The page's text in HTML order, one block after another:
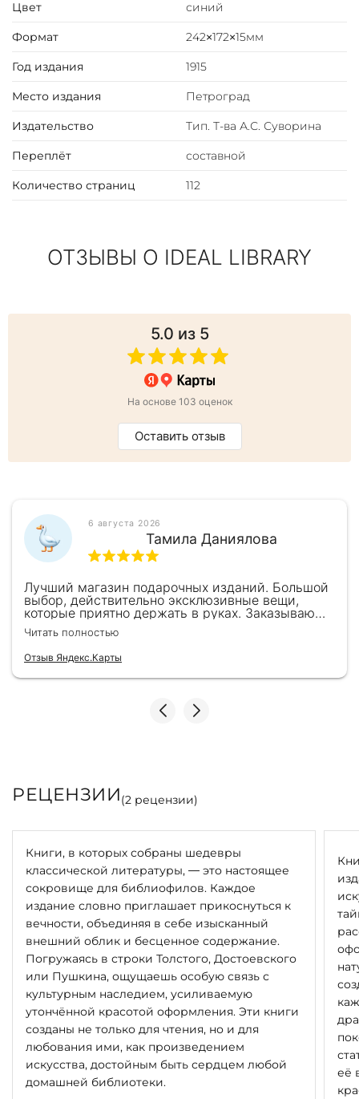
Андрей Первозванный
Цвет синий
Формат 242×172×15мм
Год издания 1915
Место издания Петроград
Издательство Тип. Т-ва А.С. Суворина
Переплёт составной
Количество страниц 112
ОТЗЫВЫ О IDEAL LIBRARY
5.0 из 5
На основе 103 оценок
Оставить отзыв
6 августа 2026
Тамила Даниялова
Лучший магазин подарочных изданий. Большой
выбор, действительно эксклюзивные вещи,
которые приятно держать в руках. Заказываю
здесь уже второй раз для бизнес-партнеров,
всегда всё безупречно — от общения с
консультантами до качества самих книг.
Однозначно рекомендую
Читать полностью
Отзыв Яндекс.Карты
РЕЦЕНЗИИ(2 рецензии)
Книги, в которых собраны шедевры
классической литературы, — это настоящее
сокровище для библиофилов. Каждое
издание словно приглашает прикоснуться к
вечности, объединяя в себе изысканный
внешний облик и бесценное содержание.
Погружаясь в строки Толстого, Достоевского
или Пушкина, ощущаешь особую связь с
культурным наследием, усиливаемую
утончённой красотой оформления. Эти книги
созданы не только для чтения, но и для
любования ими, как произведением
искусства, достойным быть сердцем любой
домашней библиотеки.
её